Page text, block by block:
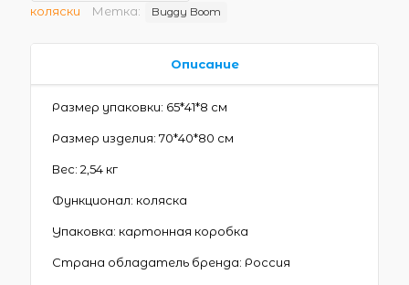
коляски
Метка: Buggy Boom
Описание
Размер упаковки: 65*41*8 см
Размер изделия: 70*40*80 см
Вес: 2,54 кг
Функционал: коляска
Упаковка: картонная коробка
Страна обладатель бренда: Россия